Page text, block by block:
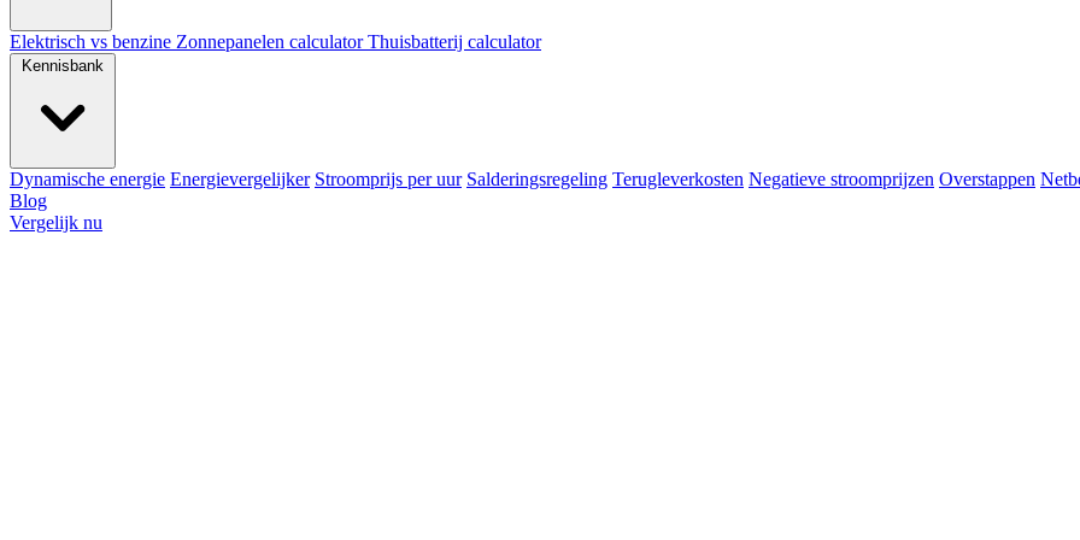
Elektrisch vs benzine Zonnepanelen calculatorThuisbatterij calculator
Kennisbank
Dynamische energie Energievergelijker Stroomprijs per uur Salderingsregeling Terugleverkosten Negatieve stroomprijzen Overstappen
Blog
Vergelijk nu